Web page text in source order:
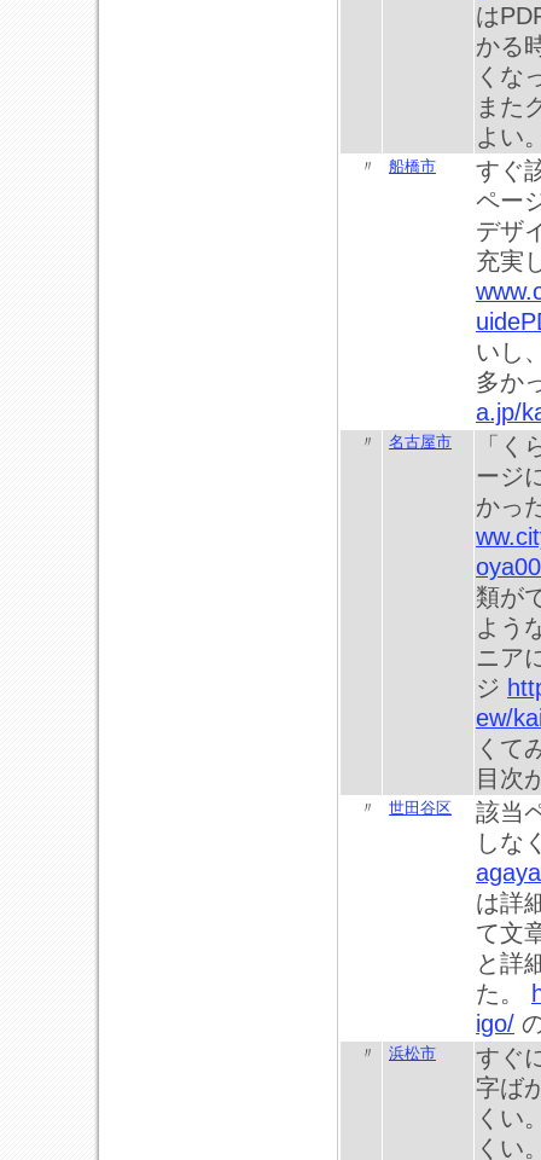
は
かる
くな
また
よい
〃 船橋市
すぐ
ペー
デザ
充実
いし
多か
a.jp/
〃 名古屋市
「
ージ
かっ
類が
よう
ニア
ジ
ew/
くて
目次
〃 世田谷区
該当
しな
は詳
て文
と詳
た。
igo/
〃 浜松市
すぐ
字ば
くい
くい